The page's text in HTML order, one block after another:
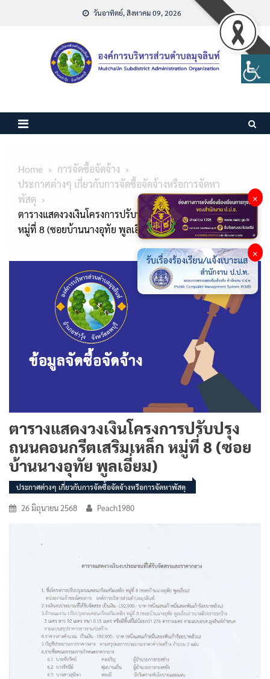
วันอาทิตย์, สิงหาคม 09, 2026
Home
การจัดซื้อจัดจ้าง
ประกาศต่างๆ เกี่ยวกับการจัดซื้อจัดจ้างหรือการจัดหา
พัสดุ
ตารางแสดงวงเงินโครงการปรับปรุงถนนคอนกรีตเสริมเหล็ก
หมู่ที่ 8 (ซอยบ้านนางอุทัย พูลเอี่ยม)
ตารางแสดงวงเงินโครงการปรับปรุง
ถนนคอนกรีตเสริมเหล็ก หมู่ที่ 8 (ซอย
บ้านนางอุทัย พูลเอี่ยม)
ประกาศต่างๆ เกี่ยวกับการจัดซื้อจัดจ้างหรือการจัดหาพัสดุ
26 มิถุนายน 2568 Peach1980
×
×